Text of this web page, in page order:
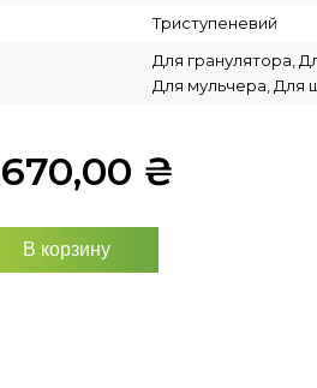
Триступеневий
Для гранулятора,
Для мульчера, Для
₴
В корзину